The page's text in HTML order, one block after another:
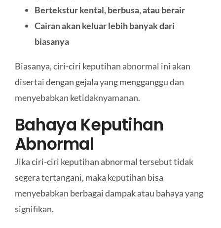
Bertekstur kental, berbusa, atau berair
Cairan akan keluar lebih banyak dari
biasanya
Biasanya, ciri-ciri keputihan abnormal ini akan
disertai dengan gejala yang mengganggu dan
menyebabkan ketidaknyamanan.
Bahaya Keputihan
Abnormal
Jika ciri-ciri keputihan abnormal tersebut tidak
segera tertangani, maka keputihan bisa
menyebabkan berbagai dampak atau bahaya yang
signifikan.